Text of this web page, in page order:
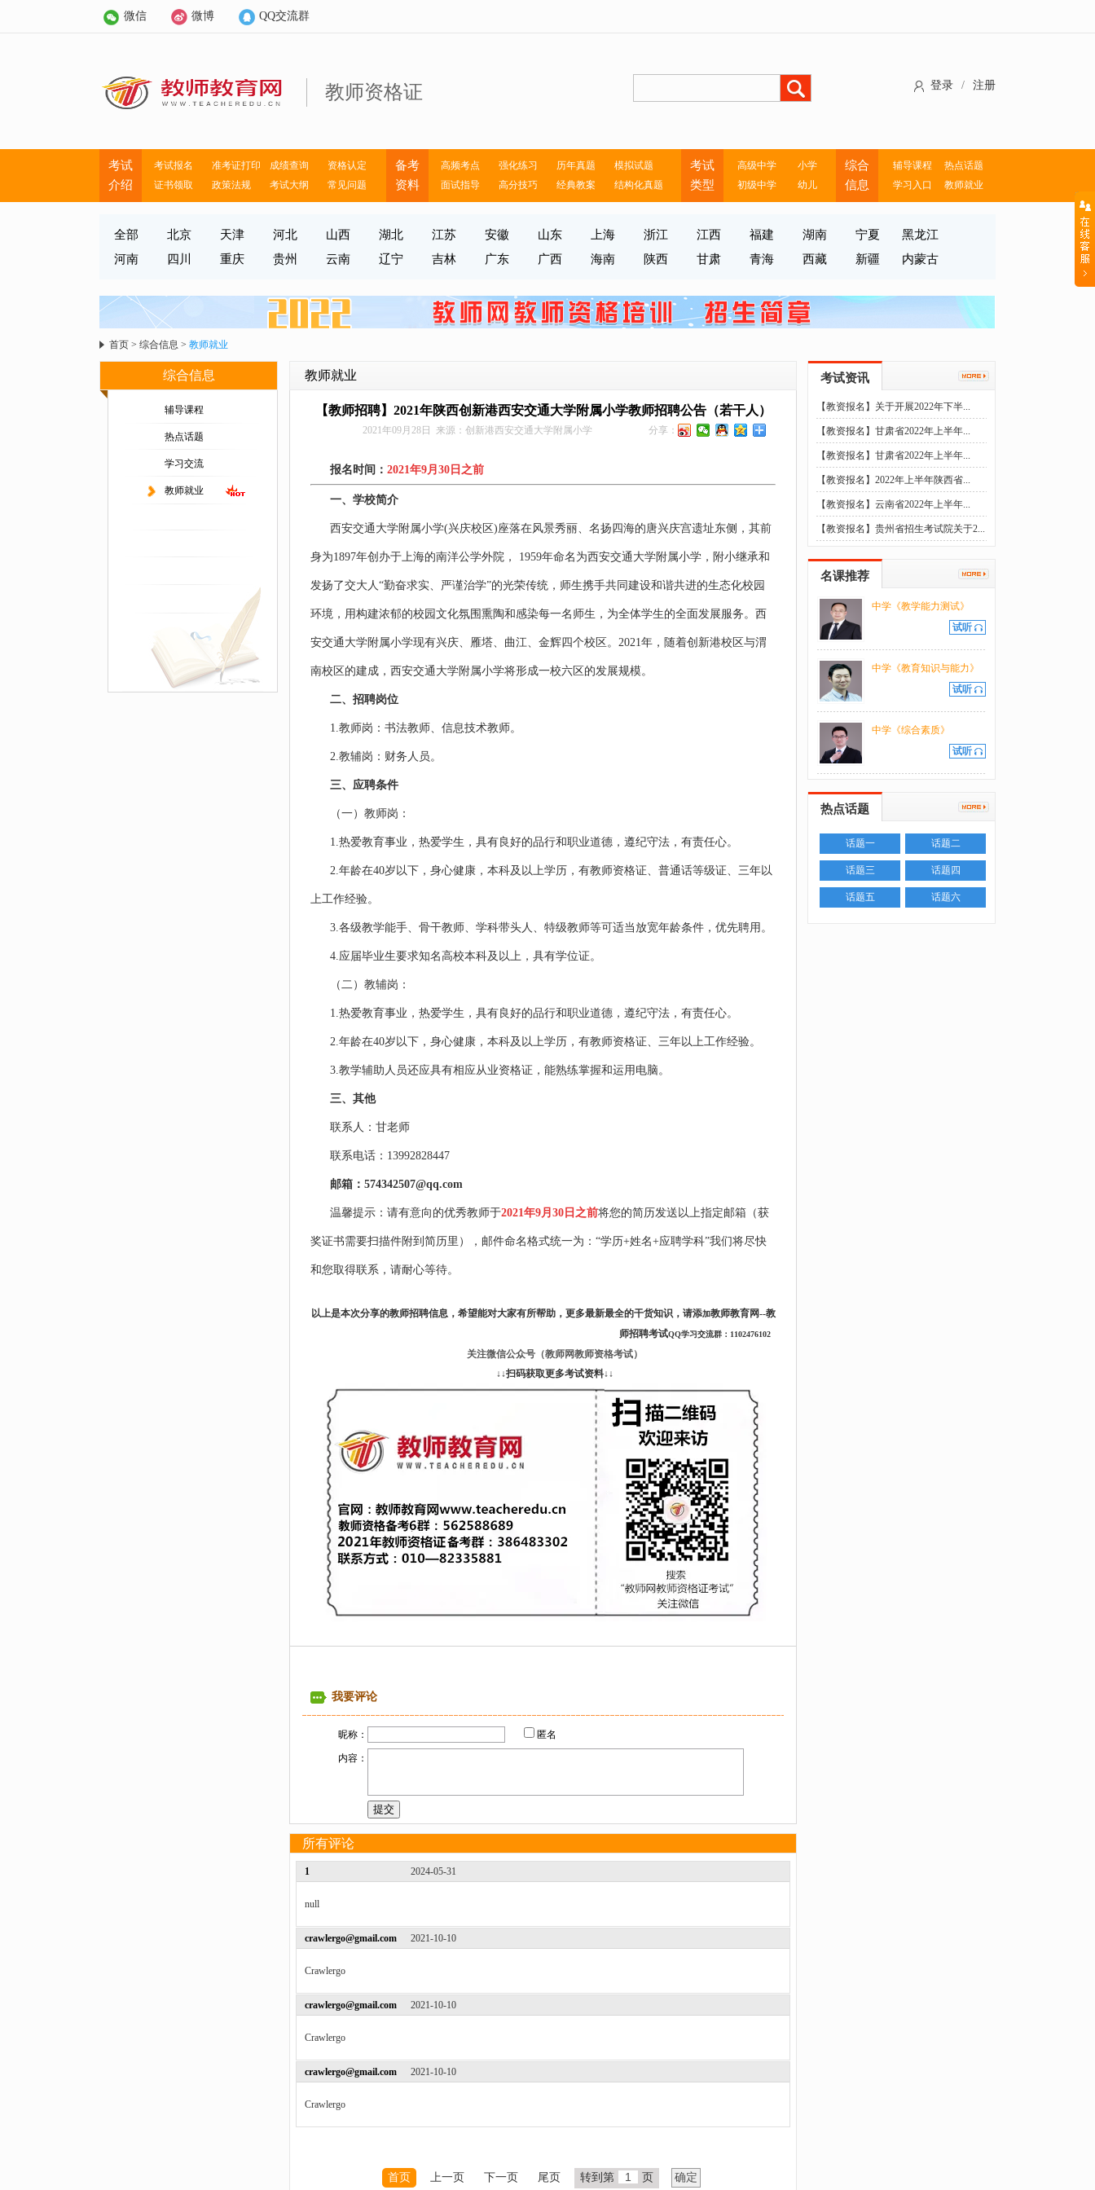
微信 微博 QQ交流群
教师资格证 登录 / 注册
考试
介绍
考试报名 准考证打印 成绩查询
资格认定
证书领取
政策法规 考试大纲 常见问题
备考
资料
高频考点 强化练习 历年真题
模拟试题
面试指导
高分技巧 经典教案 结构化真题
考试
类型
高级中学
小学
初级中学
幼儿
综合
信息
辅导课程
热点话题
学习入口
教师就业
全部 北京 天津 河北 山西 湖北 江苏 安徽 山东 上海 浙江 江西 福建 湖南 宁夏
黑龙江
河南
四川 重庆 贵州 云南 辽宁 吉林 广东 广西 海南 陕西 甘肃 青海 西藏 新疆 内蒙古
首页 > 综合信息 > 教师就业
综合信息
辅导课程
热点话题
学习交流
教师就业
教师就业
【教师招聘】2021年陕西创新港西安交通大学附属小学教师招聘公告（若干人）
2021年09月28日 来源： 创新港西安交通大学附属小学 分享：
报名时间： 2021年9月30日之前
一、学校简介
西安交通大学附属小学(兴庆校区)座落在风景秀丽、名扬四海的唐兴庆宫遗址东侧，其前
身为1897年创办于上海的南洋公学外院， 1959年命名为西安交通大学附属小学，附小继承和
发扬了交大人“勤奋求实、严谨治学”的光荣传统，师生携手共同建设和谐共进的生态化校园
环境，用构建浓郁的校园文化氛围熏陶和感染每一名师生，为全体学生的全面发展服务。西
安交通大学附属小学现有兴庆、雁塔、曲江、金辉四个校区。2021年，随着创新港校区与渭
南校区的建成，西安交通大学附属小学将形成一校六区的发展规模。
二、招聘岗位
1.教师岗：书法教师、信息技术教师。
2.教辅岗：财务人员。
三、应聘条件
（一）教师岗：
1.热爱教育事业，热爱学生，具有良好的品行和职业道德，遵纪守法，有责任心。
2.年龄在40岁以下，身心健康，本科及以上学历，有教师资格证、普通话等级证、三年以
上工作经验。
3.各级教学能手、骨干教师、学科带头人、特级教师等可适当放宽年龄条件，优先聘用。
4.应届毕业生要求知名高校本科及以上，具有学位证。
（二）教辅岗：
1.热爱教育事业，热爱学生，具有良好的品行和职业道德，遵纪守法，有责任心。
2.年龄在40岁以下，身心健康，本科及以上学历，有教师资格证、三年以上工作经验。
3.教学辅助人员还应具有相应从业资格证，能熟练掌握和运用电脑。
三、其他
联系人：甘老师
联系电话：13992828447
邮箱：574342507@qq.com
温馨提示：请有意向的优秀教师于2021年9月30日之前将您的简历发送以上指定邮箱（获
奖证书需要扫描件附到简历里），邮件命名格式统一为：“学历+姓名+应聘学科”我们将尽快
和您取得联系，请耐心等待。
以上是本次分享的教师招聘信息， 希望能对大家有所帮助，更多最新最全的干货知识，请添加教师教育网--教
师招聘考试QQ学习交流群：1102476102
关注微信公众号（教师网教师资格考试）
↓↓扫码获取更多考试资料↓↓
我要评论
昵称： 匿名
内容：
所有评论
1 2024-05-31
null
crawlergo@gmail.com 2021-10-10
Crawlergo
crawlergo@gmail.com 2021-10-10
Crawlergo
crawlergo@gmail.com 2021-10-10
Crawlergo
首页 上一页 下一页 尾页 转到第 页
考试资讯
【教资报名】关于开展2022年下半...
【教资报名】甘肃省2022年上半年...
【教资报名】甘肃省2022年上半年...
【教资报名】2022年上半年陕西省...
【教资报名】云南省2022年上半年...
【教资报名】贵州省招生考试院关于2...
名课推荐
中学《教学能力测试》
试听
中学《教育知识与能力》
试听
中学《综合素质》
试听
热点话题
话题一 话题二
话题三 话题四
话题五 话题六